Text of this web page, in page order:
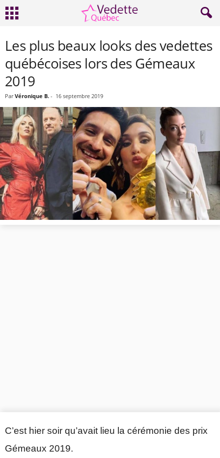
Les plus beaux looks des vedettes
québécoises lors des Gémeaux
2019
Par Véronique B. - 16 septembre 2019
C’est hier soir qu’avait lieu la cérémonie des prix
Gémeaux 2019.